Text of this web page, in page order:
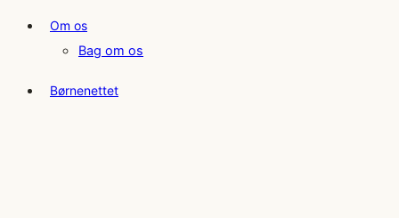
Om os
Bag om os
Børnenettet